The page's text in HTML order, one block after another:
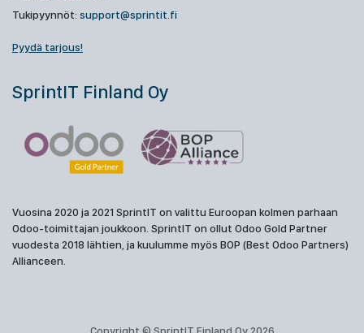
Tukipyynnöt: support@sprintit.fi
Pyydä tarjous!
SprintIT Finland Oy
Vuosina 2020 ja 2021 SprintIT on valittu Euroopan kolmen parhaan
Odoo-toimittajan joukkoon. SprintIT on ollut Odoo Gold Partner
vuodesta 2018 lähtien, ja kuulumme myös BOP (Best Odoo Partners)
Allianceen.
Copyright © SprintIT Finland Oy 2026